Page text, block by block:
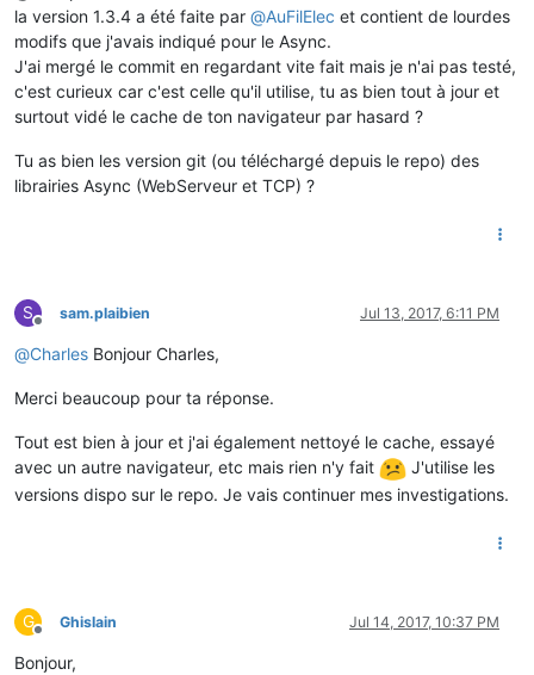
la version 1.3.4 a été faite par @AuFilElec et contient de lourdes
modifs que j'avais indiqué pour le Async.
J'ai mergé le commit en regardant vite fait mais je n'ai pas testé,
c'est curieux car c'est celle qu'il utilise, tu as bien tout à jour et
surtout vidé le cache de ton navigateur par hasard ?
Tu as bien les version git (ou téléchargé depuis le repo) des
librairies Async (WebServeur et TCP) ?
S
Offline
sam.plaibien Jul 13, 2017, 6:11 PM
@Charles Bonjour Charles,
Merci beaucoup pour ta réponse.
Tout est bien à jour et j'ai également nettoyé le cache, essayé
avec un autre navigateur, etc mais rien n'y fait
J'utilise les
versions dispo sur le repo. Je vais continuer mes investigations.
G
Offline
Ghislain Jul 14, 2017, 10:37 PM
Bonjour,